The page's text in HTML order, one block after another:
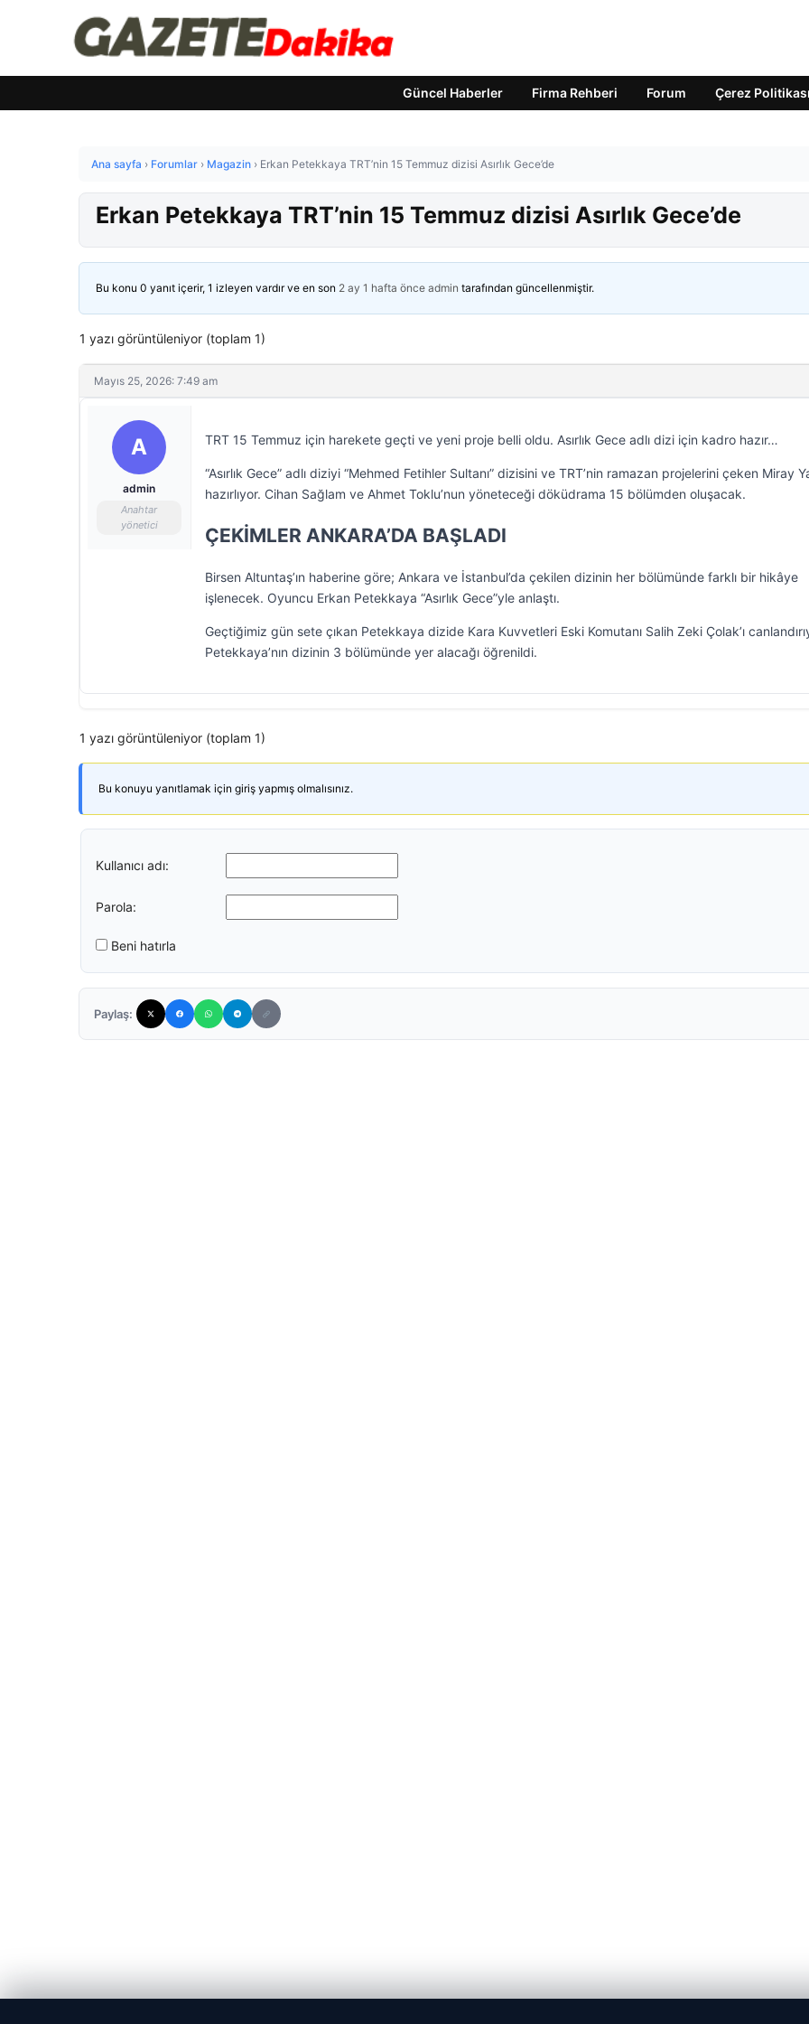
Güncel Haberler Firma Rehberi Forum Çerez Politikası
Ana sayfa › Forumlar › Magazin › Erkan Petekkaya TRT’nin 15 Temmuz dizisi Asırlık Gece’de
Erkan Petekkaya TRT’nin 15 Temmuz dizisi Asırlık Gece’de
Bu konu 0 yanıt içerir, 1 izleyen vardır ve en son 2 ay 1 hafta önce admin tarafından güncellenmiştir.
1 yazı görüntüleniyor (toplam 1)
Mayıs 25, 2026: 7:49 am
A
admin
Anahtar
yönetici
TRT 15 Temmuz için harekete geçti ve yeni proje belli oldu. Asırlık Gece adlı dizi için kadro hazır…
“Asırlık Gece” adlı diziyi “Mehmed Fetihler Sultanı” dizisini ve TRT’nin ramazan projelerini çeken Miray
hazırlıyor. Cihan Sağlam ve Ahmet Toklu’nun yöneteceği döküdrama 15 bölümden oluşacak.
ÇEKİMLER ANKARA’DA BAŞLADI
Birsen Altuntaş’ın haberine göre; Ankara ve İstanbul’da çekilen dizinin her bölümünde farklı bir hikâye
işlenecek. Oyuncu Erkan Petekkaya “Asırlık Gece”yle anlaştı.
Geçtiğimiz gün sete çıkan Petekkaya dizide Kara Kuvvetleri Eski Komutanı Salih Zeki Çolak’ı
Petekkaya’nın dizinin 3 bölümünde yer alacağı öğrenildi.
1 yazı görüntüleniyor (toplam 1)
Bu konuyu yanıtlamak için giriş yapmış olmalısınız.
Kullanıcı adı:
Parola:
Beni hatırla
Paylaş: